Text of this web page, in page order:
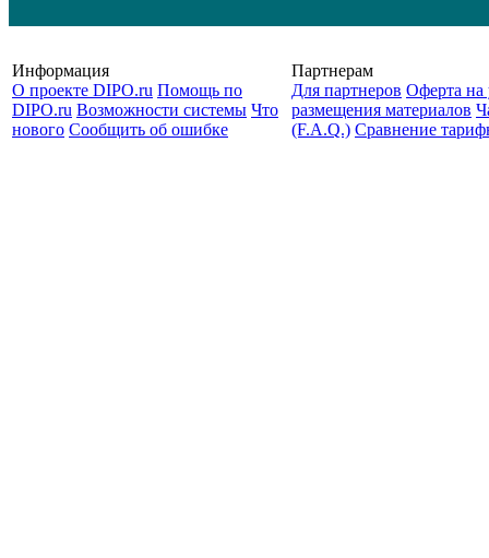
Информация
О проекте DIPO.ru Помощь по
DIPO.ru Возможности системы Что
нового Сообщить об ошибке
Партнерам
Для партнеров Оферта на
размещения материалов
(F.A.Q.) Cравнение